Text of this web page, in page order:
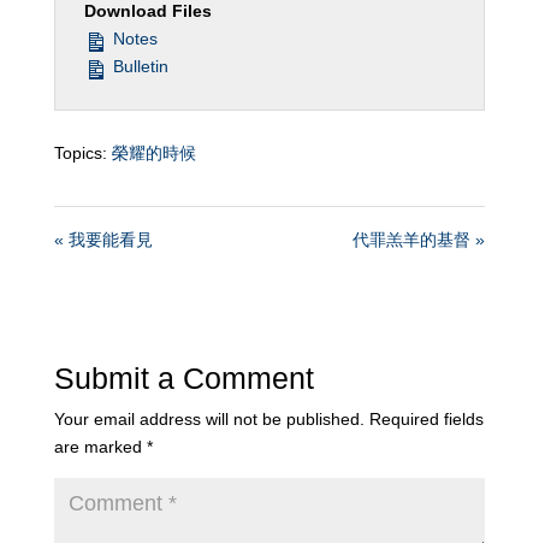
Download Files
Notes
Bulletin
Topics: 榮耀的時候
« 我要能看見 代罪羔羊的基督 »
Submit a Comment
Your email address will not be published. Required fields
are marked *